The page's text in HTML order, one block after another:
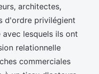
architectes,
d'ordre privilégient
lesquels ils ont
relationnelle
commerciales